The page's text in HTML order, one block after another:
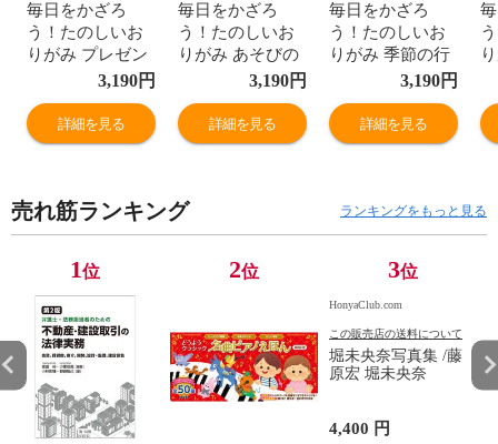
毎日をかざろ
う！たのしいお
りがみ プレゼン
トをおくろう 図
書館用堅牢製本 /
新宮文明 アルバ
3,190円
詳細を見る
毎日をかざろ
う！たのしいお
りがみ あそびの
世界をひろげよ
う 図書館用堅牢
製本 /新宮文明
アルバ
3,190円
詳細を見る
毎日をかざろ
う！たのしいお
りがみ 季節の行
事をもりあげよ
う 図書館用堅牢
製本 /新宮文明
アルバ
3,190円
詳細を見る
売れ筋ランキング ランキングをもっと見る
1位 2位 3位
HonyaClub.com
この販売店の送料について
堀未央奈写真集 /藤
原宏 堀未央奈
4,400 円